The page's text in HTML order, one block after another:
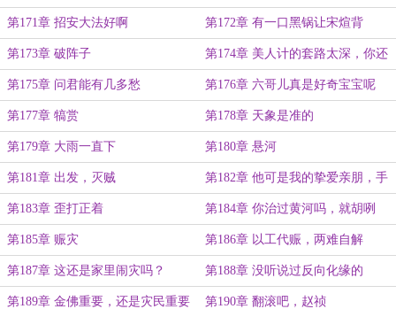
第171章 招安大法好啊 第172章 有一口黑锅让宋煊背
第173章 破阵子 第174章 美人计的套路太深，你还
把握不住
第175章 问君能有几多愁 第176章 六哥儿真是好奇宝宝呢
第177章 犒赏 第178章 天象是准的
第179章 大雨一直下 第180章 悬河
第181章 出发，灭贼 第182章 他可是我的挚爱亲朋，手
足兄弟，血浓于水啊
第183章 歪打正着 第184章 你治过黄河吗，就胡咧
咧？
第185章 赈灾 第186章 以工代赈，两难自解
第187章 这还是家里闹灾吗？ 第188章 没听说过反向化缘的
第189章 金佛重要，还是灾民重要 第190章 翻滚吧，赵祯